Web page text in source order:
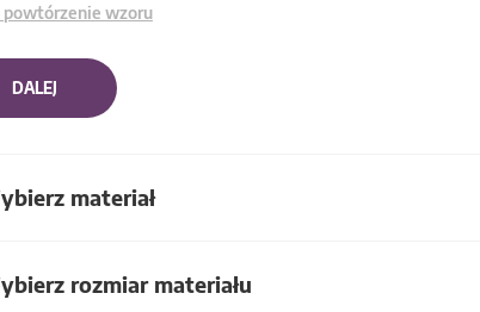
powtórzenie wzoru
DALEJ
materiał
rozmiar materiału